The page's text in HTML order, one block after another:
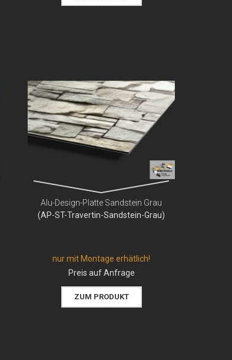
Alu-Design-Platte Sandstein Grau
(AP-ST-Travertin-Sandstein-Grau)
nur mit Montage erhätlich!
Preis auf Anfrage
ZUM PRODUKT